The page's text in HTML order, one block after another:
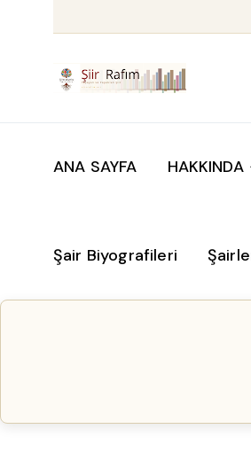
ANA SAYFA HAKKINDA
Şair Biyografileri